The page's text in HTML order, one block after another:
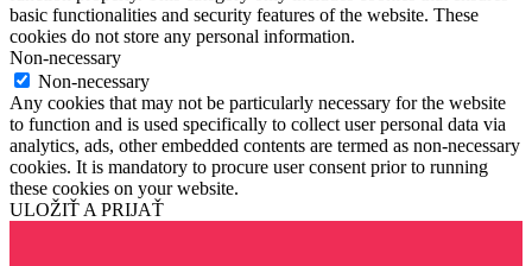
basic functionalities and security features of the website. These
cookies do not store any personal information.
Non-necessary
Non-necessary
Any cookies that may not be particularly necessary for the website
to function and is used specifically to collect user personal data via
analytics, ads, other embedded contents are termed as non-necessary
cookies. It is mandatory to procure user consent prior to running
these cookies on your website.
ULOŽIŤ A PRIJAŤ